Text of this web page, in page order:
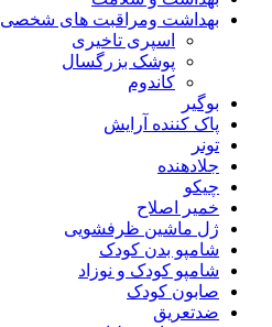
بهداشت ومراقبت های شخصی
اسپری تاخیری
پوشک بزرگسال
کاندوم
بوگیر
پاک کننده آرایش
تونر
جلادهنده
چیکو
خمیر اصلاح
ژل ماشین ظرفشویی
شامپو بدن کودک
شامپو کودک و نوزاد
صابون کودک
ضدتعریق